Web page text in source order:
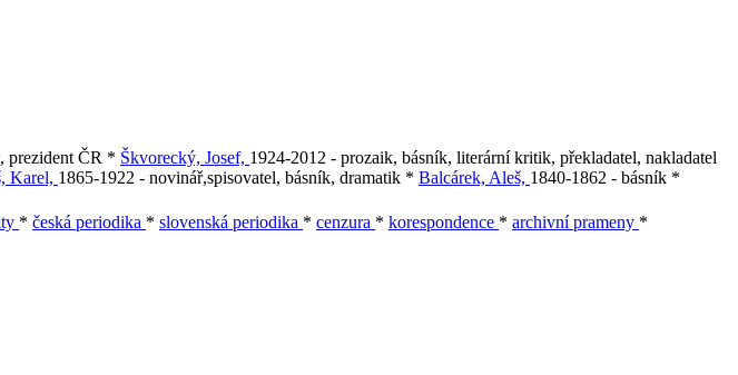
prezident ČR * Škvorecký, Josef, 1924-2012 - prozaik, básník, literární kritik, překladatel, nakladatel
Karel, 1865-1922 - novinář,spisovatel, básník, dramatik * Balcárek, Aleš, 1840-1862 - básník *
* česká periodika * slovenská periodika * cenzura * korespondence * archivní prameny *